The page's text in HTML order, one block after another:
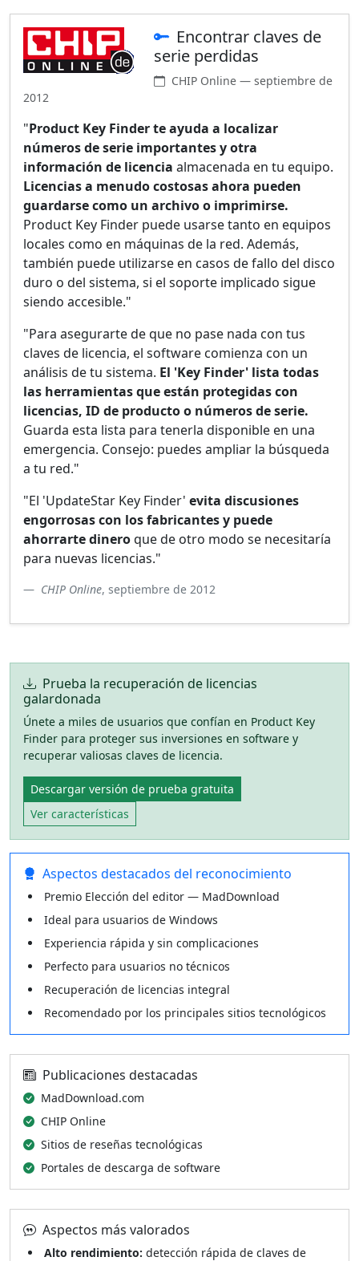
Encontrar claves de
serie perdidas
CHIP Online — septiembre de
2012
"Product Key Finder te ayuda a localizar
números de serie importantes y otra
información de licencia almacenada en tu equipo.
Licencias a menudo costosas ahora pueden
guardarse como un archivo o imprimirse.
Product Key Finder puede usarse tanto en equipos
locales como en máquinas de la red. Además,
también puede utilizarse en casos de fallo del disco
duro o del sistema, si el soporte implicado sigue
siendo accesible."
"Para asegurarte de que no pase nada con tus
claves de licencia, el software comienza con un
análisis de tu sistema. El 'Key Finder' lista todas
las herramientas que están protegidas con
licencias, ID de producto o números de serie.
Guarda esta lista para tenerla disponible en una
emergencia. Consejo: puedes ampliar la búsqueda
a tu red."
"El 'UpdateStar Key Finder' evita discusiones
engorrosas con los fabricantes y puede
ahorrarte dineroque de otro modo se necesitaría
para nuevas licencias."
CHIP Online, septiembre de 2012
Prueba la recuperación de licencias
galardonada
Únete a miles de usuarios que confían en Product Key
Finder para proteger sus inversiones en software y
recuperar valiosas claves de licencia.
Descargar versión de prueba gratuita
Ver características
Aspectos destacados del reconocimiento
Premio Elección del editor — MadDownload
Ideal para usuarios de Windows
Experiencia rápida y sin complicaciones
Perfecto para usuarios no técnicos
Recuperación de licencias integral
Recomendado por los principales sitios tecnológicos
Publicaciones destacadas
MadDownload.com
CHIP Online
Sitios de reseñas tecnológicas
Portales de descarga de software
Aspectos más valorados
Alto rendimiento: detección rápida de claves de